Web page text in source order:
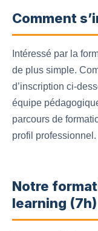
Comment
Intéressé par la
de plus simple.
d’inscription ci-
équipe
parcours de
profil professionnel.
Notre
learning (7h)